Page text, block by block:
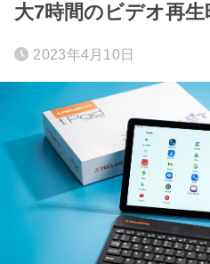
大7時間のビデオ再生
2023年4月10日